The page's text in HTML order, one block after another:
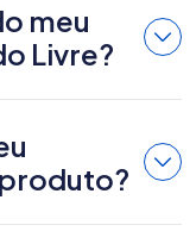
meu
Livre?